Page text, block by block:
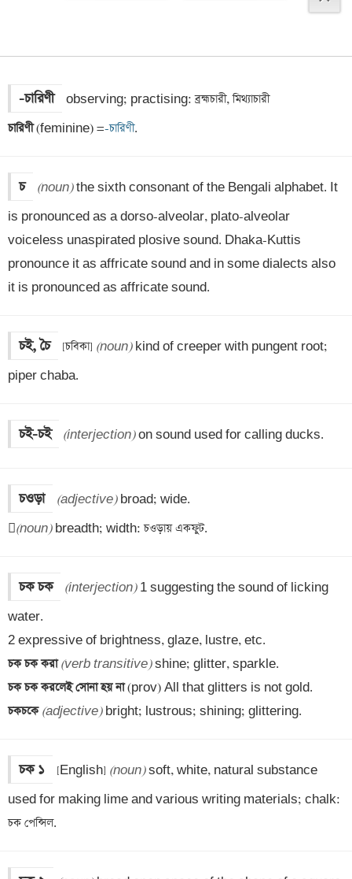
-চারিণী
চারিণী (feminine) =-চারিণী.
চ (noun) the sixth consonant of the Bengali alphabet. It
is pronounced as a dorso-alveolar, plato-alveolar
voiceless unaspirated plosive sound. Dhaka-Kuttis
pronounce it as affricate sound and in some dialects also
it is pronounced as affricate sound.
চই, চৈ [চবিকা] (noun) kind of creeper with pungent root;
piper chaba.
চই-চই (interjection) on sound used for calling ducks.
চওড়া (adjective) broad; wide.
(noun) breadth; width: চওড়ায় একফুট.
চক চক (interjection) 1 suggesting the sound of licking
water.
চক চক করা (verb transitive)
চক চক করলেই সোনা হয় না
চকচকে (adjective) bright; lustrous; shining; glittering.
চক ১ [English] (noun) soft, white, natural substance
used for making lime and various writing materials; chalk:
চক পেন্সিল.